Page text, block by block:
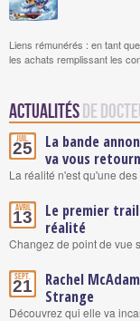
Liens rémunérés : en tant
les achats remplissant les
Actualités de
Juil.
25
La bande
va vous
La réalité n'est qu'une
Avril
13
Le premier
réalité
Changez de point de vue
Sept.
21
Rachel
Strange
Découvrez qui elle va